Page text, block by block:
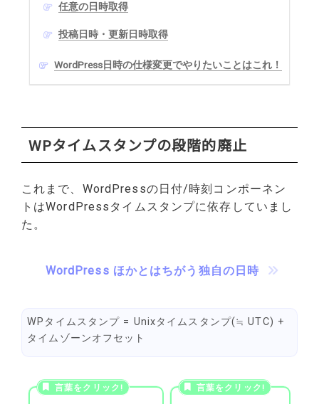
任意の日時取得
投稿日時・更新日時取得
WordPress日時の仕様変更でやりたいことはこれ！
WPタイムスタンプの段階的廃止
これまで、WordPressの日付/時刻コンポーネン
トはWordPressタイムスタンプに依存していまし
た。
WordPress ほかとはちがう独自の日時
WPタイムスタンプ = Unixタイムスタンプ(≒ UTC) +
タイムゾーンオフセット